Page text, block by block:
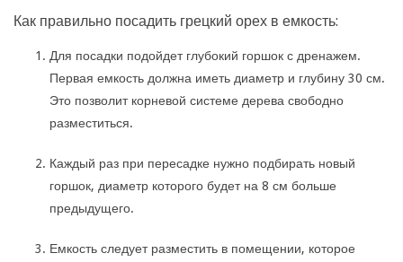
Как правильно посадить грецкий орех в емкость:
Для посадки подойдет глубокий горшок с дренажем.
Первая емкость должна иметь диаметр и глубину 30 см.
Это позволит корневой системе дерева свободно
разместиться.
Каждый раз при пересадке нужно подбирать новый
горшок, диаметр которого будет на 8 см больше
предыдущего.
Емкость следует разместить в помещении, которое